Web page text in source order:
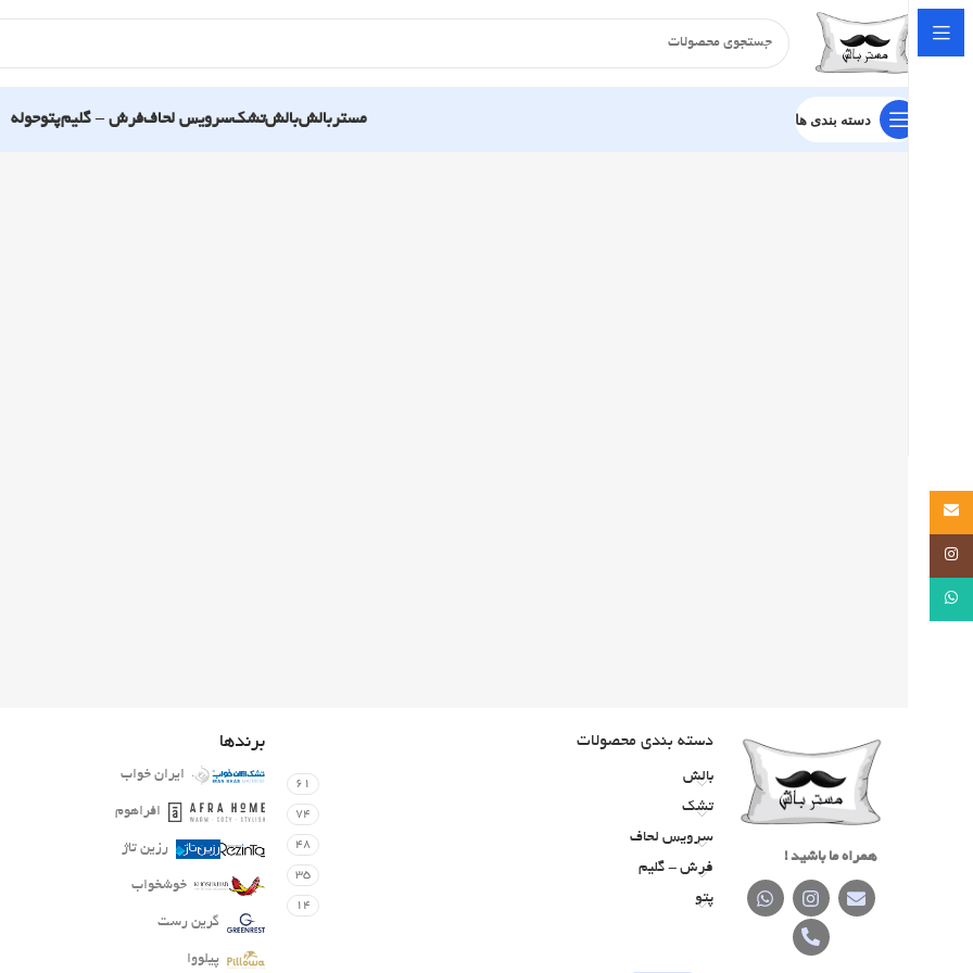
دسته بندی ها مستربالشبالشتشکسرویس لحاففرش – گلیمپتوحوله
همراه ما باشید !
دسته‌ بندی محصولات
بالش 61
تشک 74
سرویس لحاف 48
فرش - گلیم 35
پتو 14
برندها
ایران خواب
افراهوم
رزین تاژ
خوشخواب
گرین رست
پیلووا